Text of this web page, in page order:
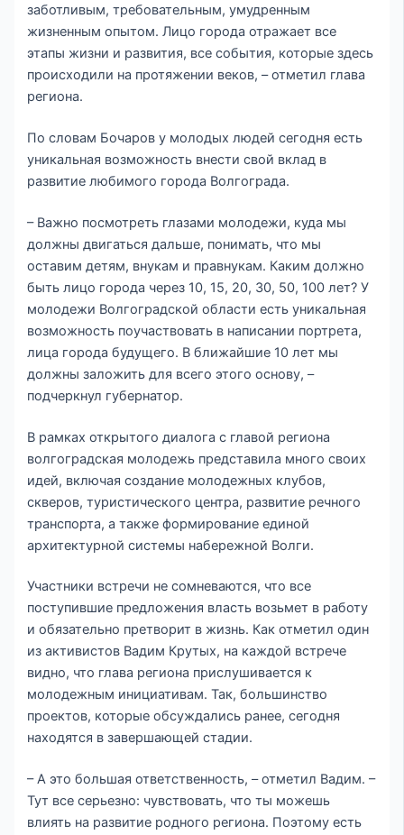
заботливым, требовательным, умудренным
жизненным опытом. Лицо города отражает все
этапы жизни и развития, все события, которые здесь
происходили на протяжении веков, – отметил глава
региона.
По словам Бочаров у молодых людей сегодня есть
уникальная возможность внести свой вклад в
развитие любимого города Волгограда.
– Важно посмотреть глазами молодежи, куда мы
должны двигаться дальше, понимать, что мы
оставим детям, внукам и правнукам. Каким должно
быть лицо города через 10, 15, 20, 30, 50, 100 лет? У
молодежи Волгоградской области есть уникальная
возможность поучаствовать в написании портрета,
лица города будущего. В ближайшие 10 лет мы
должны заложить для всего этого основу, –
подчеркнул губернатор.
В рамках открытого диалога с главой региона
волгоградская молодежь представила много своих
идей, включая создание молодежных клубов,
скверов, туристического центра, развитие речного
транспорта, а также формирование единой
архитектурной системы набережной Волги.
Участники встречи не сомневаются, что все
поступившие предложения власть возьмет в работу
и обязательно претворит в жизнь. Как отметил один
из активистов Вадим Крутых, на каждой встрече
видно, что глава региона прислушивается к
молодежным инициативам. Так, большинство
проектов, которые обсуждались ранее, сегодня
находятся в завершающей стадии.
– А это большая ответственность, – отметил Вадим. –
Тут все серьезно: чувствовать, что ты можешь
влиять на развитие родного региона. Поэтому есть